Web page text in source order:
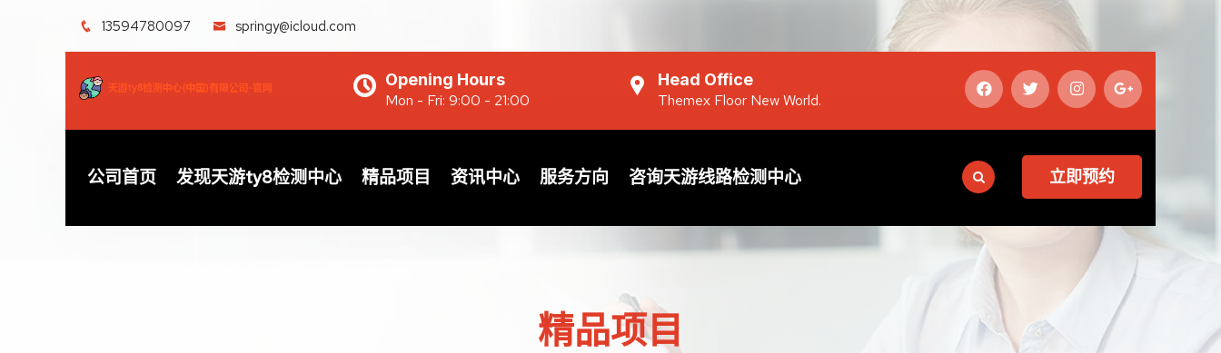
13594780097 springy@icloud.com
Opening Hours
Mon - Fri: 9:00 - 21:00
Head Office
Themex Floor New World.
公司首页 发现天游ty8检测中心 精品项目 资讯中心 服务方向 咨询天游线路检测中心 立即预约
精品项目